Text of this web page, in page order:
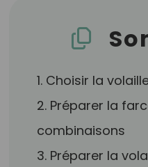
1. Choisir la
2. Préparer la
combinaisons
3. Préparer la